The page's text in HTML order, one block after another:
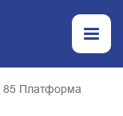
85 Платформа